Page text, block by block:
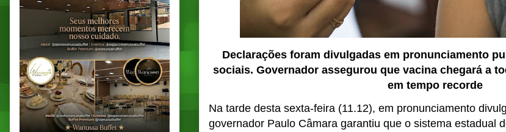
Declarações foram divulgadas em pronunciamento
sociais. Governador assegurou que vacina chegará a
em tempo recorde
Na tarde desta sexta-feira (11.12), em pronunciamento
governador Paulo Câmara garantiu que o sistema estadual